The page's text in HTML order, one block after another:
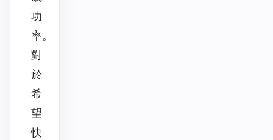
功
率。
對
於
希
望
快